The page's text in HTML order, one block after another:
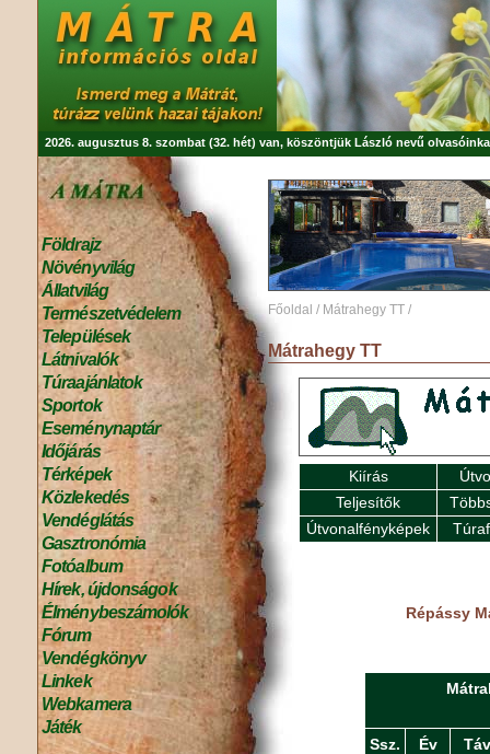
2026. augusztus 8. szombat (32. hét) van, köszöntjük László nevű
Földrajz
Növényvilág
Állatvilág
Természetvédelem
Települések
Látnivalók
Túraajánlatok
Sportok
Eseménynaptár
Időjárás
Térképek
Közlekedés
Vendéglátás
Gasztronómia
Fotóalbum
Hírek, újdonságok
Élménybeszámolók
Fórum
Vendégkönyv
Linkek
Webkamera
Játék
Főoldal / Mátrahegy TT /
Mátrahegy TT
Kiírás
Teljesítők
Útvonalfényképek
Répássy
Ssz. Év Táv